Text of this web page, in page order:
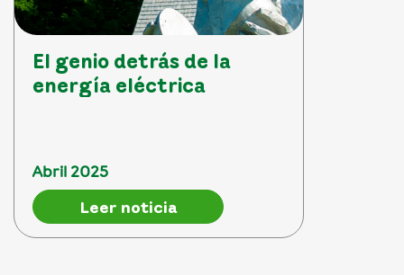
El genio detrás de la
energía eléctrica
Abril 2025
Leer noticia